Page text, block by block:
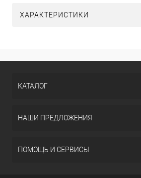
ХАРАКТЕРИСТИКИ
КАТАЛОГ
НАШИ ПРЕДЛОЖЕНИЯ
ПОМОЩЬ И СЕРВИСЫ